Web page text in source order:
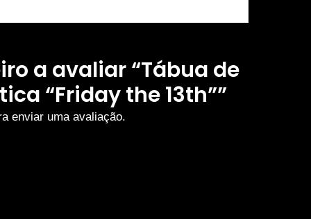
a avaliar “Tábua de
“Friday the 13th””
enviar uma avaliação.